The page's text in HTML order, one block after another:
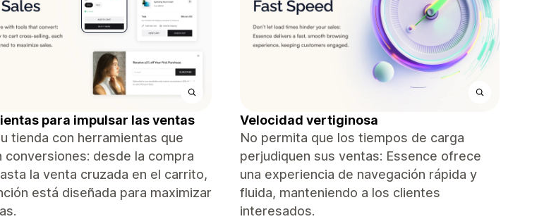
para impulsar las ventas
tienda con herramientas que
conversiones: desde la compra
la venta cruzada en el carrito,
está diseñada para maximizar
Velocidad vertiginosa
No permita que los tiempos de carga
perjudiquen sus ventas: Essence ofrece
una experiencia de navegación rápida y
fluida, manteniendo a los clientes
interesados.